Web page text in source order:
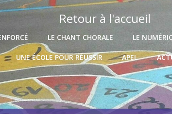
Retour à l'accueil
LE CHANT CHORALE LE
UNE ÉCOLE POUR RÉUSSIR APEL